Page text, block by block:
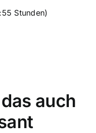
Stunden)
auch